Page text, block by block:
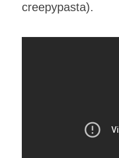
creepypasta).